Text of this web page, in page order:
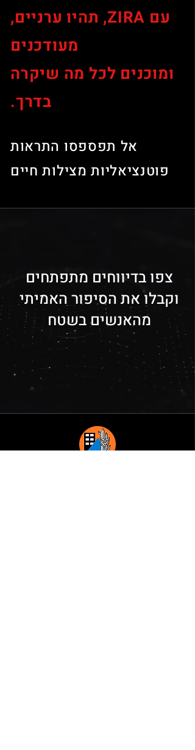
עם Z IRA, תהיו
ערניים,
מעודכנים
ומוכנים לכל מה שיקרה
בדרך.
אל תפספסו התראות
פוטנציאליות מצילות חיים
צפו בדיווחים מתפתחים
וקבלו את הסיפור האמיתי
מהאנשים בשטח